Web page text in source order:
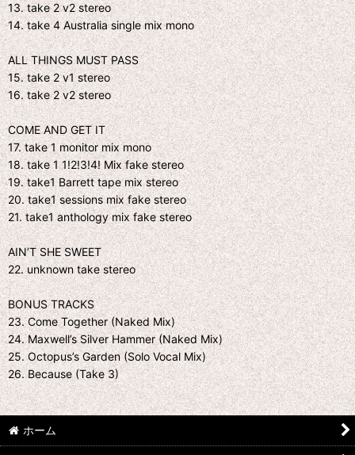
13. take 2 v2 stereo
14. take 4 Australia single mix mono
ALL THINGS MUST PASS
15. take 2 v1 stereo
16. take 2 v2 stereo
COME AND GET IT
17. take 1 monitor mix mono
18. take 1 1!2!3!4! Mix fake stereo
19. take1 Barrett tape mix stereo
20. take1 sessions mix fake stereo
21. take1 anthology mix fake stereo
AIN’T SHE SWEET
22. unknown take stereo
BONUS TRACKS
23. Come Together (Naked Mix)
24. Maxwell’s Silver Hammer (Naked Mix)
25. Octopus’s Garden (Solo Vocal Mix)
26. Because (Take 3)
ホーム